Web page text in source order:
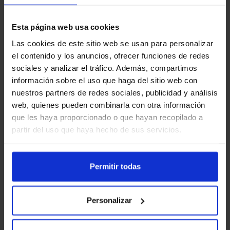
Esta página web usa cookies
Las cookies de este sitio web se usan para personalizar
el contenido y los anuncios, ofrecer funciones de redes
sociales y analizar el tráfico. Además, compartimos
información sobre el uso que haga del sitio web con
nuestros partners de redes sociales, publicidad y análisis
web, quienes pueden combinarla con otra información
que les haya proporcionado o que hayan recopilado a
partir del uso que haya hecho de sus servicios.
Permitir todas
Personalizar
gastronomía tras su jornada de golf. El
menús saludables y opciones
internacionales. Es un lugar perfecto tanto
para un almuerzo informal como para
eventos sociales, celebraciones y comidas
de negocios.
un gimnasio bien equipado
para complementar el entrenamiento de
golf con rutinas de fuerza, flexibilidad y
cardio. Además, también se organizan